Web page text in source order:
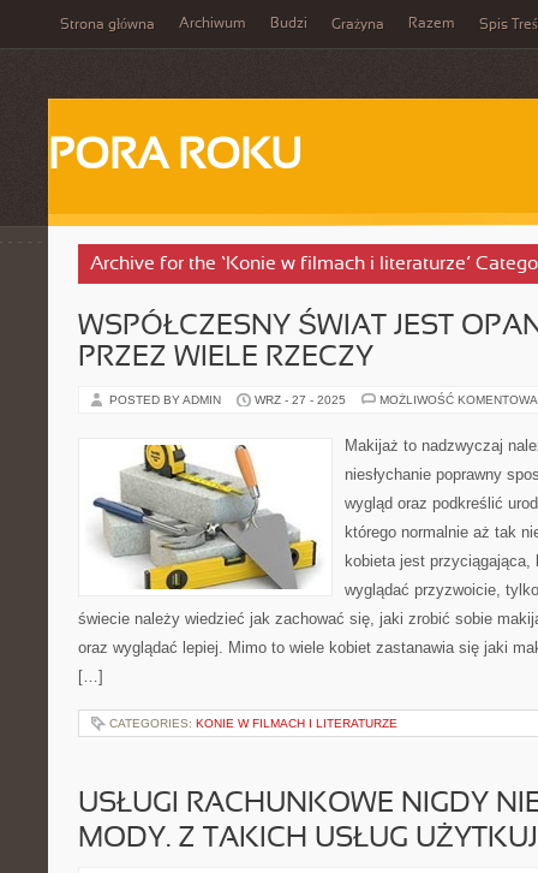
Strona główna Archiwum Budzi Grażyna Razem Spis
PORA ROKU
Archive for the ‘Konie w filmach i literaturze’
WSPÓŁCZESNY ŚWIAT JEST
PRZEZ WIELE RZECZY
POSTED BY ADMIN WRZ - 27 - 2025 MOŻLIWOŚĆ
Makijaż to nadzwyczaj
niesłychanie poprawny
wygląd oraz podkreślić
którego normalnie aż tak
kobieta jest przyciągająca,
wyglądać przyzwoicie,
świecie należy wiedzieć jak zachować się, jaki zrobić sobie
oraz wyglądać lepiej. Mimo to wiele kobiet zastanawia się jaki
[…]
CATEGORIES: KONIE W FILMACH I LITERATURZE
USŁUGI RACHUNKOWE NIGDY
MODY. Z TAKICH USŁUG